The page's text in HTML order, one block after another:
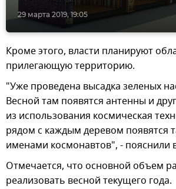
29 марта 2019, 19:05
Кроме этого, власти планируют
прилегающую территорию.
"Уже проведена высадка зеленых
Весной там появятся антенны и
из использования космическая
рядом с каждым деревом появятся
именами космонавтов", - пояснили
Отмечается, что основной объем
реализовать весной текущего года.